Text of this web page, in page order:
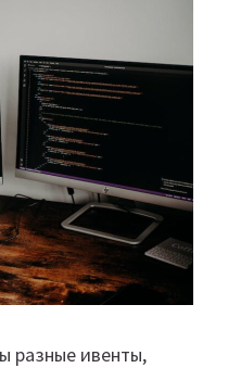
разные ивенты,